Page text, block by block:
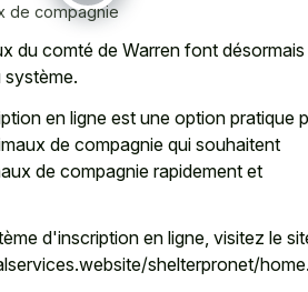
de compagnie
du comté de Warren font désormais
en ligne est une option pratique
de compagnie qui souhaitent
de compagnie rapidement et
d'inscription en ligne, visitez le
shelterpronet/